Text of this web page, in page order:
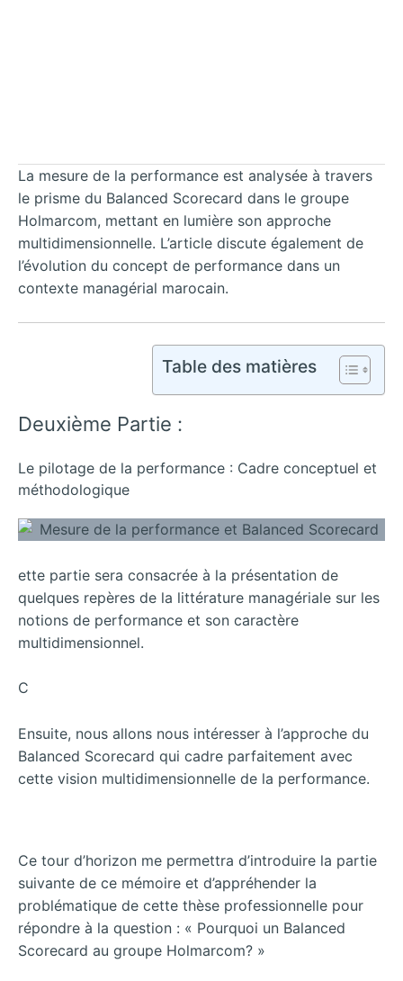
La mesure de la performance est analysée à travers
le prisme du Balanced Scorecard dans le groupe
Holmarcom, mettant en lumière son approche
multidimensionnelle. L’article discute également de
l’évolution du concept de performance dans un
contexte managérial marocain.
Table des matières
Deuxième Partie :
Le pilotage de la performance : Cadre conceptuel et
méthodologique
ette partie sera consacrée à la présentation de
quelques repères de la littérature managériale sur les
notions de performance et son caractère
multidimensionnel.
C
Ensuite, nous allons nous intéresser à l’approche du
Balanced Scorecard qui cadre parfaitement avec
cette vision multidimensionnelle de la performance.
Ce tour d’horizon me permettra d’introduire la partie
suivante de ce mémoire et d’appréhender la
problématique de cette thèse professionnelle pour
répondre à la question : « Pourquoi un Balanced
Scorecard au groupe Holmarcom? »